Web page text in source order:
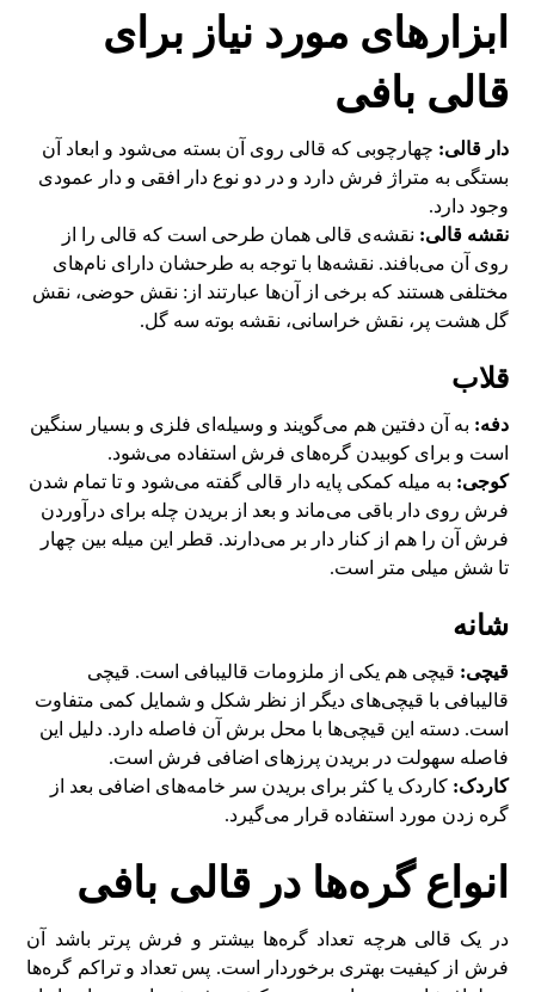
ابزار‌های مورد نیاز برای
قالی بافی
دار قالی: چهارچوبی که قالی روی آن بسته می‌شود و ابعاد آن
بستگی به متراژ فرش دارد و در دو نوع دار افقی و دار عمودی
وجود دارد.
نقشه قالی: نقشه‌ی قالی همان طرحی است که قالی را از
روی آن می‌بافند. نقشه‌ها با توجه به طرحشان دارای نام‌های
مختلفی هستند که برخی از آن‌ها عبارتند از: نقش حوضی، نقش
گل هشت پر، نقش خراسانی، نقشه بوته سه گل.
قلاب
دفه: به آن دفتین هم می‌گویند و وسیله‌ای فلزی و بسیار سنگین
است و برای کوبیدن گره‌های فرش استفاده می‌شود.
کوجی: به میله کمکی پایه دار قالی گفته می‌شود و تا تمام شدن
فرش روی دار باقی می‌ماند و بعد از بریدن چله برای درآوردن
فرش آن را هم از کنار دار بر می‌دارند. قطر این میله بین چهار
تا شش میلی متر است.
شانه
قیچی: قیچی هم یکی از ملزومات قالیبافی است. قیچی
قالیبافی با قیچی‌های دیگر از نظر شکل و شمایل کمی متفاوت
است. دسته این قیچی‌ها با محل برش آن فاصله دارد. دلیل این
فاصله سهولت در بریدن پرز‌های اضافی فرش است.
کاردک: کاردک یا کثر برای بریدن سر خامه‌های اضافی بعد از
گره زدن مورد استفاده قرار می‌گیرد.
انواع گره‌ها در قالی بافی
در یک قالی هرچه تعداد گره‌ها بیشتر و فرش پر‌تر باشد آن
فرش از کیفیت بهتری برخوردار است. پس تعداد و تراکم گره‌ها